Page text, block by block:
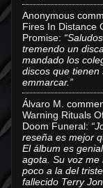
Anonymous
Fires In Distance
Promise:
tremendo un
mandado los
discos que tienen
emmarcar.”
Álvaro M.
Warning Rituals
Doom Funeral:
reseña es mejor
El álbum es
agota. Su voz me
poco a la del
fallecido Terry